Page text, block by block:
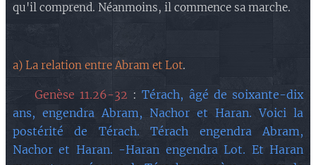
qu'il comprend. Néanmoins, il commence sa marche.
a) La relation entre Abram et Lot.
🔘 Genèse 11.26-32 :Térach, âgé de soixante-dix
ans, engendra Abram, Nachor et Haran. Voici la
postérité de Térach. Térach engendra Abram,
Nachor et Haran. -Haran engendra Lot. Et Haran